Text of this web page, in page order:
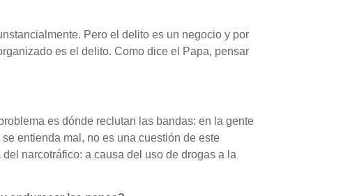
Pero el delito es un negocio y por
es el delito. Como dice el Papa, pensar
es dónde reclutan las bandas: en la gente
entienda mal, no es una cuestión de este
narcotráfico: a causa del uso de drogas a la